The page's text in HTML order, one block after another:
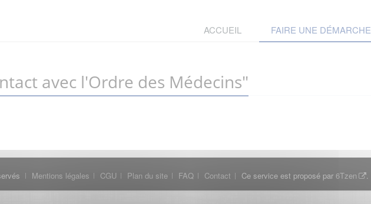
ACCUEIL FAIRE UNE DÉMARCHE
avec l'Ordre des Médecins"
Mentions légales CGU Plan du site FAQ Contact Ce service est proposé par 6Tzen .